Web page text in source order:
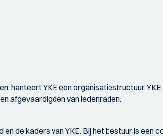
hanteert YKE een organisatiestructuur.
afgevaardigden van ledenraden.
de kaders van YKE. Bij het bestuur is een